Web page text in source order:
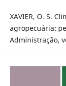
XAVIER, O. S.
agropecuária:
Administração,